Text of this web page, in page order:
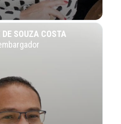
SOUZA COSTA